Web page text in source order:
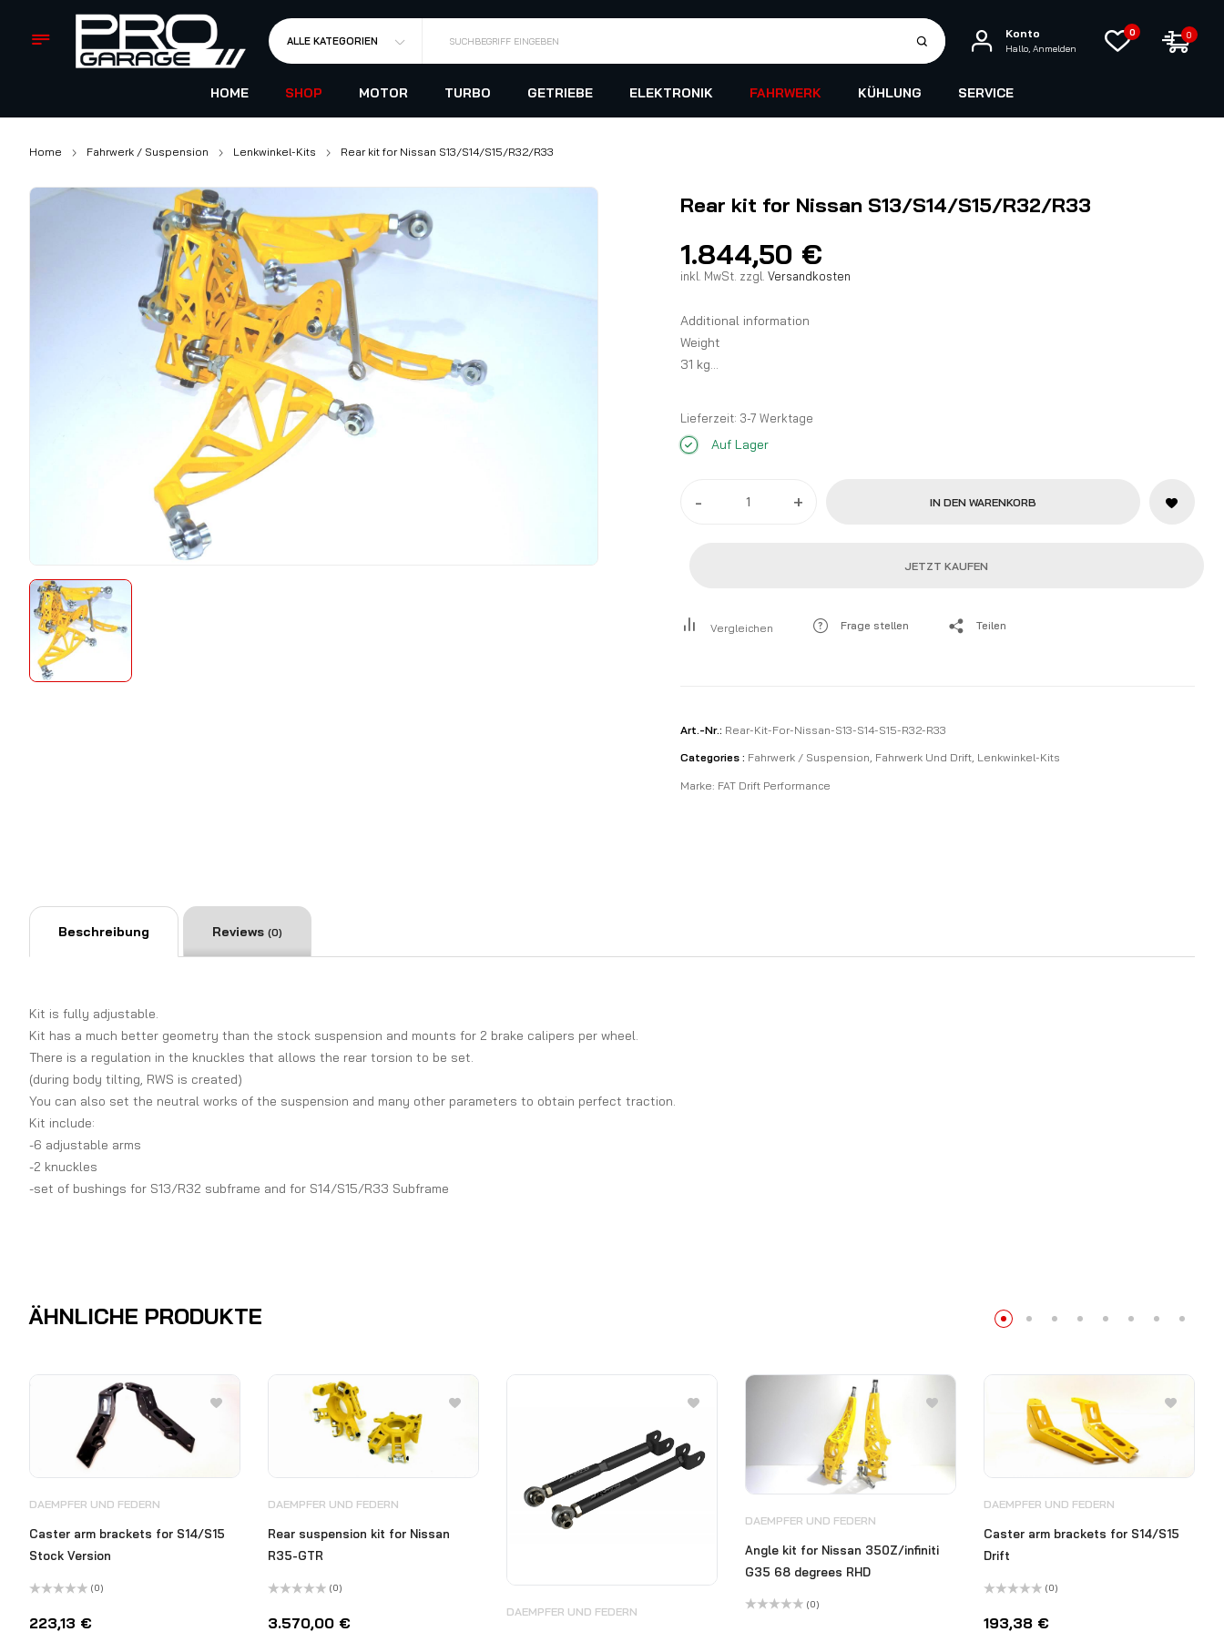
ALLE KATEGORIEN SUCHBEGRIFF EINGEBEN
Konto
Hallo, Anmelden
0 0
HOME SHOP MOTOR TURBO GETRIEBE ELEKTRONIK FAHRWERK KÜHLUNG SERVICE
Home Fahrwerk / Suspension Lenkwinkel-Kits Rear kit for Nissan S13/S14/S15/R32/R33
Rear kit for Nissan S13/S14/S15/R32/R33
1.844,50 €
inkl. MwSt. zzgl. Versandkosten
Additional information
Weight
31 kg
Lieferzeit: 3-7 Werktage
Auf Lager
- + IN DEN WARENKORB
JETZT KAUFEN
Vergleichen Frage stellen Teilen
Art.-Nr.: Rear-Kit-For-Nissan-S13-S14-S15-R32-R33
Categories : Fahrwerk / Suspension, Fahrwerk Und Drift, Lenkwinkel-Kits
Marke: FAT Drift Performance
Beschreibung Reviews (0)
Kit is fully adjustable.
Kit has a much better geometry than the stock suspension and mounts for 2 brake calipers per wheel.
There is a regulation in the knuckles that allows the rear torsion to be set.
(during body tilting, RWS is created)
You can also set the neutral works of the suspension and many other parameters to obtain perfect traction.
Kit include:
-6 adjustable arms
-2 knuckles
-set of bushings for S13/R32 subframe and for S14/S15/R33 Subframe
ÄHNLICHE PRODUKTE
DAEMPFER UND FEDERN
Caster arm brackets for S14/S15
Stock Version
mit
0
(0)
223,13 €
DAEMPFER UND FEDERN
Rear suspension kit for Nissan
R35-GTR
mit
0
(0)
3.570,00 €
DAEMPFER UND FEDERN
DAEMPFER UND FEDERN
Angle kit for Nissan 350Z/infiniti
G35 68 degrees RHD
(0)
DAEMPFER UND FEDERN
Caster arm brackets for S14/S15
Drift
mit
0
(0)
193,38 €